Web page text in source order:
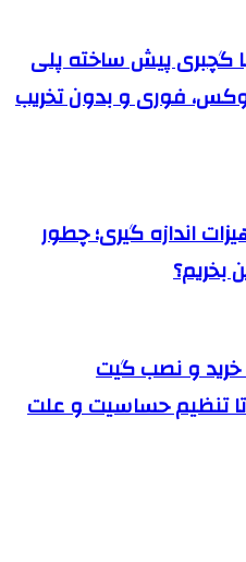
گچبری پیش ساخته پلی
فوری و بدون تخریب
اندازه گیری؛ چطور
بخریم؟
خرید و نصب گیت
تنظیم حساسیت و علت